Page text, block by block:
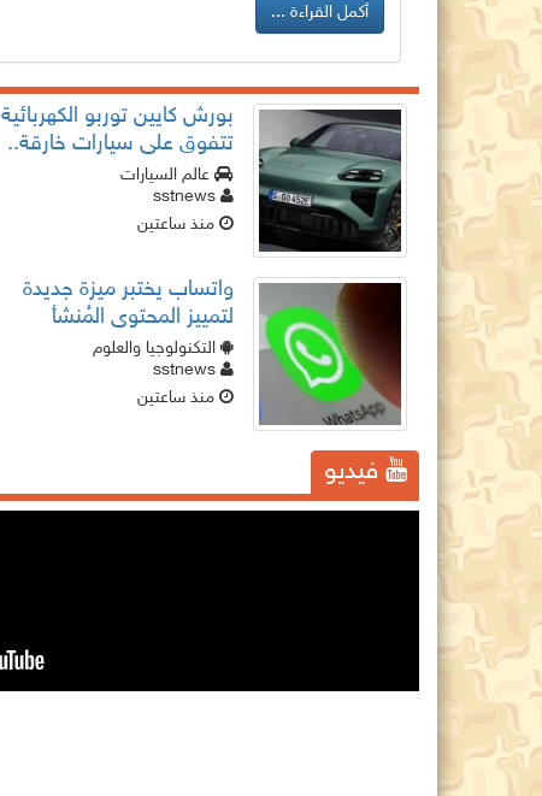
أكمل القراءة ...
بورش كايين توربو الكهربائية
تتفوق على سيارات خارقة..
أسرع سيارة SUV
عالم السيارات
منذ ساعتين
واتساب يختبر ميزة جديدة
لتمييز المحتوى المُنشأ
بالذكاء الاصطناعي داخل
القنوات
التكنولوجيا والعلوم
منذ ساعتين
فيديو